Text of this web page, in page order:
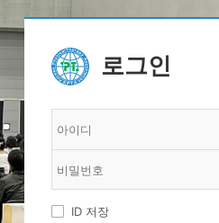
경조사란
법무&노무 상담
봉사활동
로그인
ID 저장